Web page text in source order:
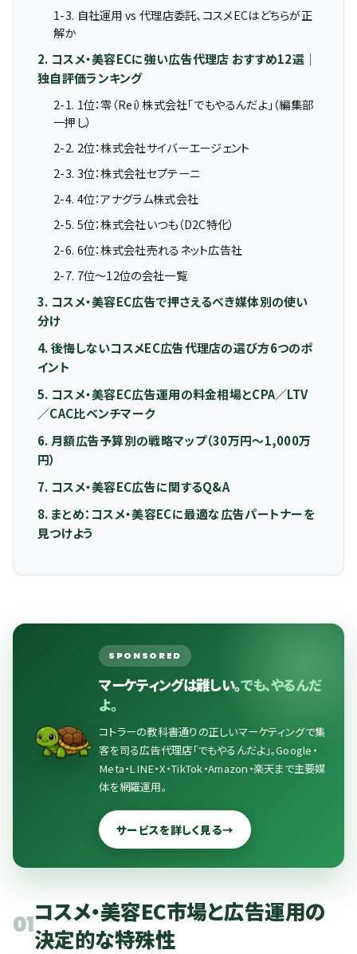
1-3. 自社運用 vs 代理店委託、コスメECはどちらが正
解か
2. コスメ・美容ECに強い広告代理店 おすすめ12選｜
独自評価ランキング
2-1. 1位：零（Rei）株式会社「でもやるんだよ」（編集部
一押し）
2-2. 2位：株式会社サイバーエージェント
2-3. 3位：株式会社セプテーニ
2-4. 4位：アナグラム株式会社
2-5. 5位：株式会社いつも（D2C特化）
2-6. 6位：株式会社売れるネット広告社
2-7. 7位〜12位の会社一覧
3. コスメ・美容EC広告で押さえるべき媒体別の使い
分け
4. 後悔しないコスメEC広告代理店の選び方6つのポ
イント
5. コスメ・美容EC広告運用の料金相場とCPA／LTV
／CAC比ベンチマーク
6. 月額広告予算別の戦略マップ（30万円〜1,000万
円）
7. コスメ・美容EC広告に関するQ&A
8. まとめ：コスメ・美容ECに最適な広告パートナーを
見つけよう
SPONSORED
マーケティングは難しい。でも、やるんだ
よ。
コトラーの教科書通りの正しいマーケティングで集
客を司る広告代理店「でもやるんだよ」。Google・
Meta・LINE・X・TikTok・Amazon・楽天まで主要媒
体を網羅運用。
サービスを詳しく見る→
01コスメ・美容EC市場と広告運用の
決定的な特殊性